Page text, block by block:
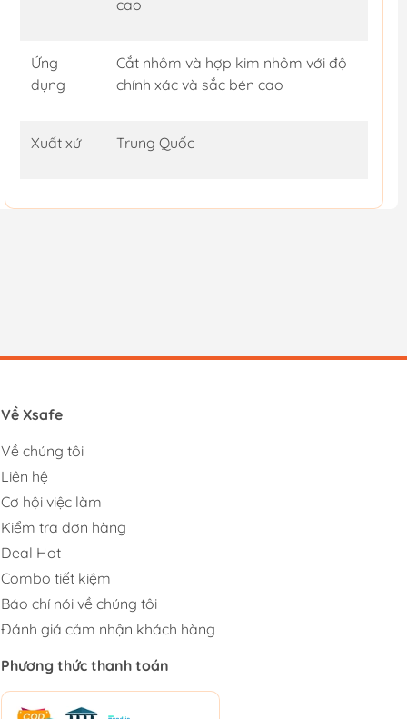
cao
Ứng
dụng
Cắt nhôm và hợp kim nhôm với độ
chính xác và sắc bén cao
Xuất xứ Trung Quốc
Về Xsafe
Về chúng tôi
Liên hệ
Cơ hội việc làm
Kiểm tra đơn hàng
Deal Hot
Combo tiết kiệm
Báo chí nói về chúng tôi
Đánh giá cảm nhận khách hàng
Phương thức thanh toán